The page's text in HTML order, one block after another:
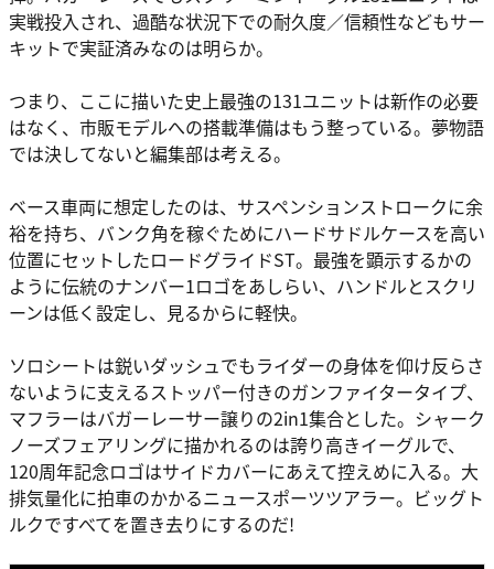
実戦投入され、過酷な状況下での耐久度／信頼性などもサー
キットで実証済みなのは明らか。
つまり、ここに描いた史上最強の131ユニットは新作の必要
はなく、市販モデルへの搭載準備はもう整っている。夢物語
では決してないと編集部は考える。
ベース車両に想定したのは、サスペンションストロークに余
裕を持ち、バンク角を稼ぐためにハードサドルケースを高い
位置にセットしたロードグライドST。最強を顕示するかの
ように伝統のナンバー1ロゴをあしらい、ハンドルとスクリ
ーンは低く設定し、見るからに軽快。
ソロシートは鋭いダッシュでもライダーの身体を仰け反らさ
ないように支えるストッパー付きのガンファイタータイプ、
マフラーはバガーレーサー譲りの2in1集合とした。シャーク
ノーズフェアリングに描かれるのは誇り高きイーグルで、
120周年記念ロゴはサイドカバーにあえて控えめに入る。大
排気量化に拍車のかかるニュースポーツツアラー。ビッグト
ルクですべてを置き去りにするのだ!